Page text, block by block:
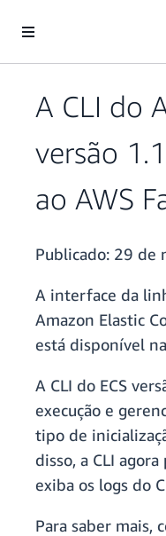
Pular para o conteúdo
A CLI do
versão
ao AWS
Publicado: 29 de
A interface da
Amazon Elastic
está disponível
A CLI do ECS
execução e
tipo de
disso, a CLI
exiba os logs do
Para saber mais,